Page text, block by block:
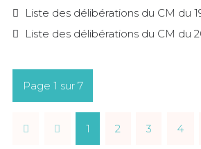
Liste des délibérations du CM du
Liste des délibérations du CM du
Page 1 sur 7
1 2 3 4